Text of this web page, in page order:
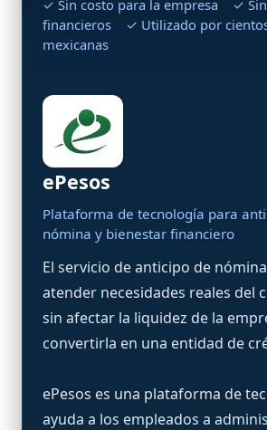
✓ Sin costo para la empresa ✓
financieros ✓ Utilizado por
mexicanas
ePesos
Plataforma de tecnología para
nómina y bienestar financiero
El servicio de anticipo de
atender necesidades reales del
sin afectar la liquidez de la
convertirla en una entidad de
ePesos es una plataforma de
ayuda a los empleados a